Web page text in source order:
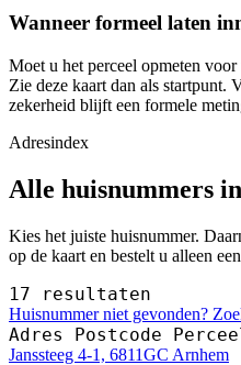
Wanneer formeel laten
Moet u het perceel opmeten
Zie deze kaart dan als startpunt.
zekerheid blijft een formele
Adresindex
Alle huisnummers
Kies het juiste huisnummer.
op de kaart en bestelt u alleen
17 resultaten
Huisnummer niet gevonden?
Adres Postcode
Janssteeg 4-1, 6811GC Arnhem